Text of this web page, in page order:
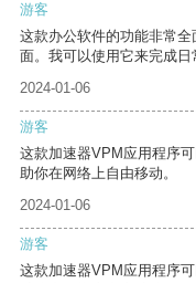
游客
这款办公软件的功能非常
面。我可以使用它来完成日
2024-01-06
游客
这款加速器VPM应用程序
助你在网络上自由移动。
2024-01-06
游客
这款加速器VPM应用程序